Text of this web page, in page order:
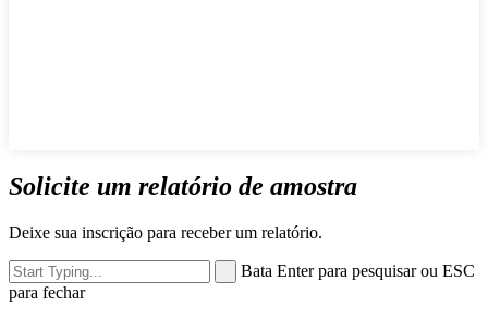
Solicite um relatório de amostra
Deixe sua inscrição para receber um relatório.
Bata Enter para pesquisar ou ESC
para fechar